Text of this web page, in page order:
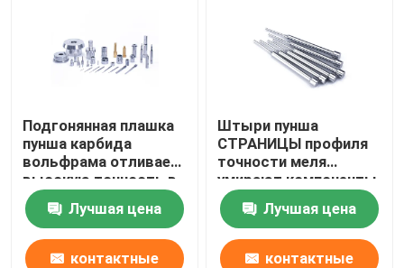
Подгонянная плашка
пунша карбида
вольфрама отливает
высокую точность в
форму
Лучшая цена
контактные
Штыри пунша
СТРАНИЦЫ профиля
точности меля
умирают компоненты
для штемпелевать
работуЛучшая цена
контактные